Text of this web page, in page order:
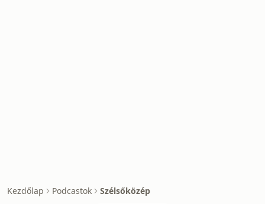
Kezdőlap Podcastok Szélsőközép